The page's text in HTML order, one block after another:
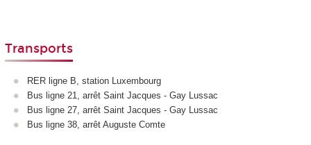
Transports
RER ligne B, station Luxembourg
Bus ligne 21, arrêt Saint Jacques - Gay Lussac
Bus ligne 27, arrêt Saint Jacques - Gay Lussac
Bus ligne 38, arrêt Auguste Comte